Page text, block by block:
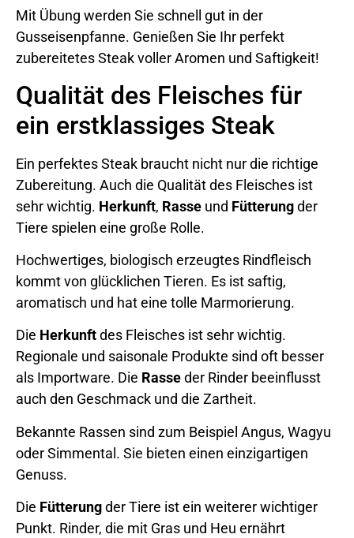
Mit Übung werden Sie schnell gut in der
Gusseisenpfanne. Genießen Sie Ihr perfekt
zubereitetes Steak voller Aromen und Saftigkeit!
Qualität des Fleisches für
ein erstklassiges Steak
Ein perfektes Steak braucht nicht nur die richtige
Zubereitung. Auch die Qualität des Fleisches ist
sehr wichtig. Herkunft, Rasse und Fütterungder
Tiere spielen eine große Rolle.
Hochwertiges, biologisch erzeugtes Rindfleisch
kommt von glücklichen Tieren. Es ist saftig,
aromatisch und hat eine tolle Marmorierung.
Die Herkunftdes Fleisches ist sehr wichtig.
Regionale und saisonale Produkte sind oft besser
als Importware. Die Rasseder Rinder beeinflusst
auch den Geschmack und die Zartheit.
Bekannte Rassen sind zum Beispiel Angus, Wagyu
oder Simmental. Sie bieten einen einzigartigen
Genuss.
Die Fütterungder Tiere ist ein weiterer wichtiger
Punkt. Rinder, die mit Gras und Heu ernährt